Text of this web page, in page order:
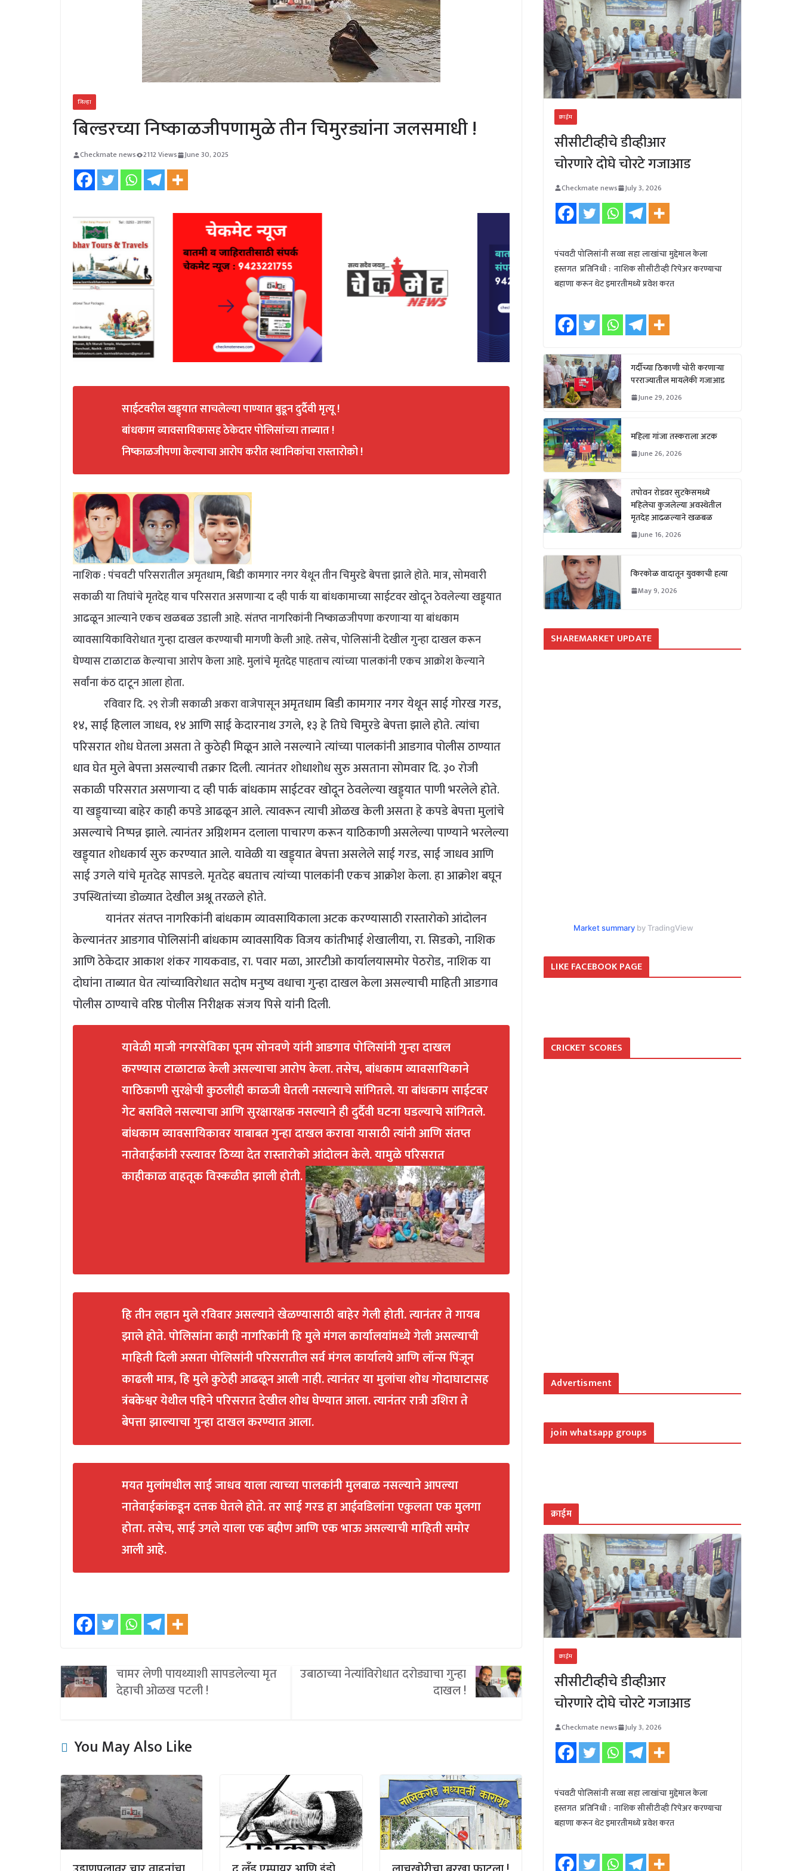
जिल्हा
बिल्डरच्या निष्काळजीपणामुळे तीन चिमुरड्यांना जलसमाधी !
Checkmate news 2112 Views June 30, 2025
साईटवरील खड्ड्यात साचलेल्या पाण्यात बुडून दुर्दैवी मृत्यू !
बांधकाम व्यावसायिकासह ठेकेदार पोलिसांच्या ताब्यात !
निष्काळजीपणा केल्याचा आरोप करीत स्थानिकांचा रास्तारोको !
नाशिक : पंचवटी परिसरातील अमृतधाम, बिडी कामगार नगर येथून तीन चिमुरडे बेपत्ता झाले होते. मात्र, सोमवारी
सकाळी या तिघांचे मृतदेह याच परिसरात असणाऱ्या द व्ही पार्क या बांधकामाच्या साईटवर खोदून ठेवलेल्या खड्ड्यात
आढळून आल्याने एकच खळबळ उडाली आहे. संतप्त नागरिकांनी निष्काळजीपणा करणाऱ्या या बांधकाम
व्यावसायिकाविरोधात गुन्हा दाखल करण्याची मागणी केली आहे. तसेच, पोलिसांनी देखील गुन्हा दाखल करून
घेण्यास टाळाटाळ केल्याचा आरोप केला आहे. मुलांचे मृतदेह पाहताच त्यांच्या पालकांनी एकच आक्रोश केल्याने
सर्वांना कंठ दाटून आला होता.
रविवार दि. २९ रोजी सकाळी अकरा वाजेपासूनअमृतधाम बिडी कामगार नगर येथून साई गोरख गरड,
१४, साई हिलाल जाधव, १४ आणि साई केदारनाथ उगले, १३ हे तिघे चिमुरडे बेपत्ता झाले होते. त्यांचा
परिसरात शोध घेतला असता ते कुठेही मिळून आले नसल्याने त्यांच्या पालकांनी आडगाव पोलीस ठाण्यात
धाव घेत मुले बेपत्ता असल्याची तक्रार दिली. त्यानंतर शोधाशोध सुरु असताना सोमवार दि. ३० रोजी
सकाळी परिसरात असणाऱ्या द व्ही पार्क बांधकाम साईटवर खोदून ठेवलेल्या खड्ड्यात पाणी भरलेले होते.
या खड्ड्याच्या बाहेर काही कपडे आढळून आले. त्यावरून त्याची ओळख केली असता हे कपडे बेपत्ता मुलांचे
असल्याचे निष्पन्न झाले. त्यानंतर अग्निशमन दलाला पाचारण करून याठिकाणी असलेल्या पाण्याने भरलेल्या
खड्ड्यात शोधकार्य सुरु करण्यात आले. यावेळी या खड्ड्यात बेपत्ता असलेले साई गरड, साई जाधव आणि
साई उगले यांचे मृतदेह सापडले. मृतदेह बघताच त्यांच्या पालकांनी एकच आक्रोश केला. हा आक्रोश बघून
उपस्थितांच्या डोळ्यात देखील अश्रू तरळले होते.
यानंतर संतप्त नागरिकांनी बांधकाम व्यावसायिकाला अटक करण्यासाठी रास्तारोको आंदोलन
केल्यानंतर आडगाव पोलिसांनी बांधकाम व्यावसायिक विजय कांतीभाई शेखालीया, रा. सिडको, नाशिक
आणि ठेकेदार आकाश शंकर गायकवाड, रा. पवार मळा, आरटीओ कार्यालयासमोर पेठरोड, नाशिक या
दोघांना ताब्यात घेत त्यांच्याविरोधात सदोष मनुष्य वधाचा गुन्हा दाखल केला असल्याची माहिती आडगाव
पोलीस ठाण्याचे वरिष्ठ पोलीस निरीक्षक संजय पिसे यांनी दिली.
यावेळी माजी नगरसेविका पूनम सोनवणे यांनी आडगाव पोलिसांनी गुन्हा दाखल
करण्यास टाळाटाळ केली असल्याचा आरोप केला. तसेच, बांधकाम व्यावसायिकाने
याठिकाणी सुरक्षेची कुठलीही काळजी घेतली नसल्याचे सांगितले. या बांधकाम साईटवर
गेट बसविले नसल्याचा आणि सुरक्षारक्षक नसल्याने ही दुर्दैवी घटना घडल्याचे सांगितले.
बांधकाम व्यावसायिकावर याबाबत गुन्हा दाखल करावा यासाठी त्यांनी आणि संतप्त
नातेवाईकांनी रस्त्यावर ठिय्या देत रास्तारोको आंदोलन केले. यामुळे परिसरात
काहीकाळ वाहतूक विस्कळीत झाली होती.
हि तीन लहान मुले रविवार असल्याने खेळण्यासाठी बाहेर गेली होती. त्यानंतर ते गायब
झाले होते. पोलिसांना काही नागरिकांनी हि मुले मंगल कार्यालयांमध्ये गेली असल्याची
माहिती दिली असता पोलिसांनी परिसरातील सर्व मंगल कार्यालये आणि लॉन्स पिंजून
काढली मात्र, हि मुले कुठेही आढळून आली नाही. त्यानंतर या मुलांचा शोध गोदाघाटासह
त्रंबकेश्वर येथील पहिने परिसरात देखील शोध घेण्यात आला. त्यानंतर रात्री उशिरा ते
बेपत्ता झाल्याचा गुन्हा दाखल करण्यात आला.
मयत मुलांमधील साई जाधव याला त्याच्या पालकांनी मुलबाळ नसल्याने आपल्या
नातेवाईकांकडून दत्तक घेतले होते. तर साई गरड हा आईवडिलांना एकुलता एक मुलगा
होता. तसेच, साई उगले याला एक बहीण आणि एक भाऊ असल्याची माहिती समोर
आली आहे.
चामर लेणी पायथ्याशी सापडलेल्या मृत
देहाची ओळख पटली !
उबाठाच्या नेत्यांविरोधात दरोड्याचा गुन्हा
दाखल !
You May Also Like
क्राईम
सीसीटीव्हीचे डीव्हीआर
चोरणारे दोघे चोरटे गजाआड
Checkmate news July 3, 2026
पंचवटी पोलिसांनी सव्वा सहा लाखांचा मुद्देमाल केला
हस्तगत प्रतिनिधी : नाशिक सीसीटीव्ही रिपेअर करण्याचा
बहाणा करून थेट इमारतीमध्ये प्रवेश करत
गर्दीच्या ठिकाणी चोरी करणाऱ्या
परराज्यातील मायलेकी गजाआड
June 29, 2026
महिला गांजा तस्कराला अटक
June 26, 2026
तपोवन रोडवर सुटकेसमध्ये
महिलेचा कुजलेल्या अवस्थेतील
मृतदेह आढळल्याने खळबळ
June 16, 2026
किरकोळ वादातून युवकाची हत्या
May 9, 2026
SHAREMARKET UPDATE
Market summaryby TradingView
LIKE FACEBOOK PAGE
CRICKET SCORES
Advertisment
join whatsapp groups
क्राईम
क्राईम
सीसीटीव्हीचे डीव्हीआर
चोरणारे दोघे चोरटे गजाआड
Checkmate news July 3, 2026
पंचवटी पोलिसांनी सव्वा सहा लाखांचा मुद्देमाल केला
हस्तगत प्रतिनिधी : नाशिक सीसीटीव्ही रिपेअर करण्याचा
बहाणा करून थेट इमारतीमध्ये प्रवेश करत